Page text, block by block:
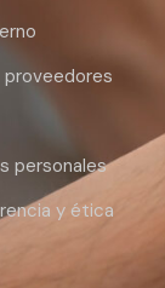
personales
y ética